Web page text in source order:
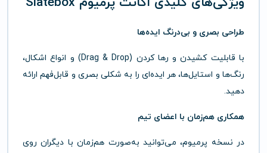
طراحی بصری و بی‌درنگ ایده‌ها
با قابلیت کشیدن و رها کردن (Drag & Drop) و انواع اشکال،
رنگ‌ها و استایل‌ها، هر ایده‌ای را به شکلی بصری و قابل‌فهم ارائه
دهید.
همکاری هم‌زمان با اعضای تیم
در نسخه پرمیوم، می‌توانید به‌صورت هم‌زمان با دیگران روی